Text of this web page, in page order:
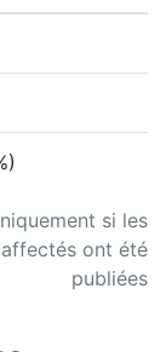
si les
ont été
publiées